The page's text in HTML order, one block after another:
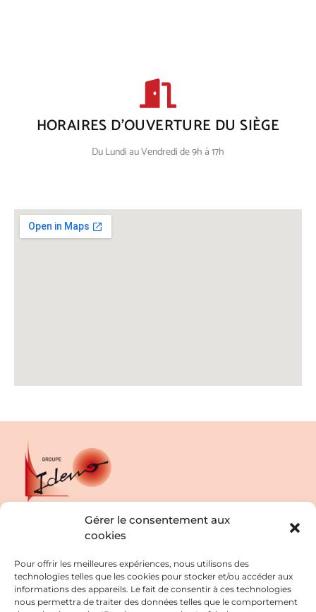
Gérer le consentement aux
cookies
Pour offrir les meilleures expériences, nous utilisons des
technologies telles que les cookies pour stocker et/ou accéder aux
informations des appareils. Le fait de consentir à ces technologies
nous permettra de traiter des données telles que le comportement
HORAIRES D'OUVERTURE DU SIÈGE
Du Lundi au Vendredi de 9h à 17h
NOS ENTREPRISES
SERVICES PUISSANCE 7
30 Rue du Bois Moussay,
93240 Stains
web@idemo93.fr